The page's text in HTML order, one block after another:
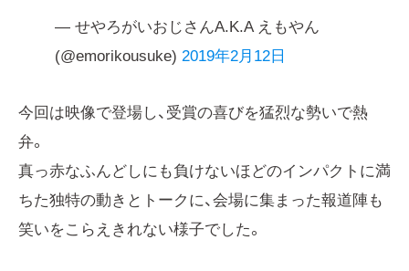
— せやろがいおじさんA.K.A えもやん
(@emorikousuke) 2019年2月12日
今回は映像で登場し、受賞の喜びを猛烈な勢いで熱
弁。
真っ赤なふんどしにも負けないほどのインパクトに満
ちた独特の動きとトークに、会場に集まった報道陣も
笑いをこらえきれない様子でした。